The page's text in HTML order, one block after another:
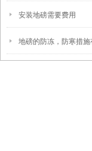
安装地磅需要费用
地磅的防冻，防寒措施